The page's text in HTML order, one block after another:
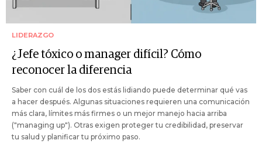
LIDERAZGO
¿Jefe tóxico o manager difícil? Cómo
reconocer la diferencia
Saber con cuál de los dos estás lidiando puede determinar qué vas
a hacer después. Algunas situaciones requieren una comunicación
más clara, límites más firmes o un mejor manejo hacia arriba
("managing up"). Otras exigen proteger tu credibilidad, preservar
tu salud y planificar tu próximo paso.